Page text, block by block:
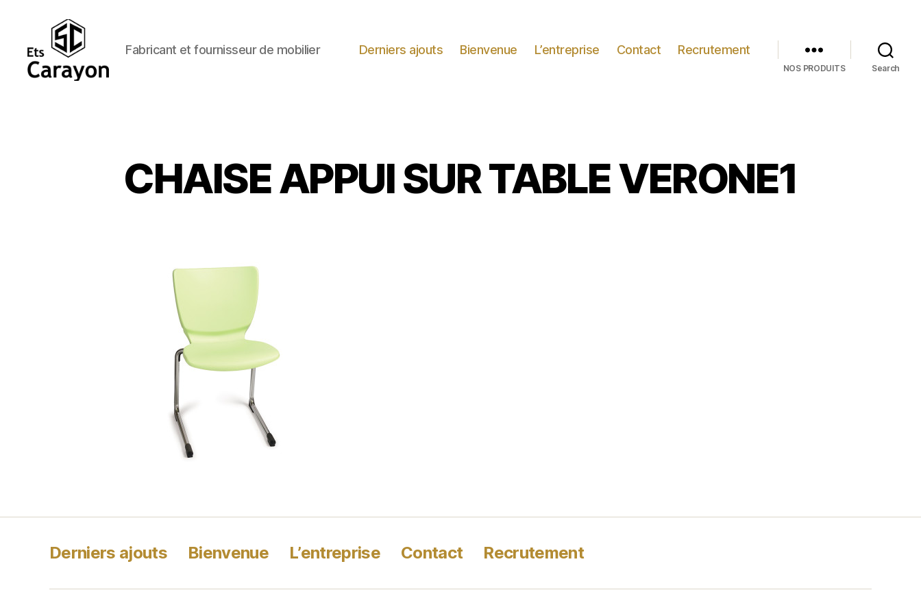
Fabricant et fournisseur de mobilier Derniers ajouts Bienvenue L’entreprise Contact Recrutement
NOS PRODUITS Search
CHAISE APPUI SUR TABLE VERONE1
Derniers ajouts Bienvenue L’entreprise Contact Recrutement